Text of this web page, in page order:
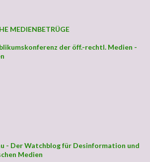
MEDIENBETRÜGE
der öff.-rechtl. Medien -
- Der Watchblog für Desinformation und
Medien